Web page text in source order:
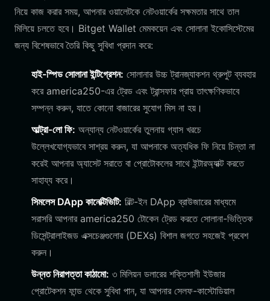
নিয়ে কাজ করার সময়, আপনার ওয়ালেটকে নেটওয়ার্কের সক্ষমতার সাথে তাল
মিলিয়ে চলতে হবে। Bitget Wallet মেমকয়েন এবং সোলানা ইকোসিস্টেমের
জন্য বিশেষভাবে তৈরি কিছু সুবিধা প্রদান করে:
হাই-স্পিড সোলানা ইন্টিগ্রেশন: সোলানার উচ্চ ট্রানজ্যাকশন থ্রুপুট ব্যবহার
করে america250-এর ট্রেড এবং ট্রান্সফার প্রায় তাৎক্ষণিকভাবে
সম্পন্ন করুন, যাতে কোনো বাজারের সুযোগ মিস না হয়।
আল্ট্রা-লো ফি: অন্যান্য নেটওয়ার্কের তুলনায় গ্যাস খরচে
উল্লেখযোগ্যভাবে সাশ্রয় করুন, যা আপনাকে অত্যধিক ফি নিয়ে চিন্তা না
করেই আপনার অ্যাসেট সরাতে বা প্রোটোকলের সাথে ইন্টারঅ্যাক্ট করতে
সাহায্য করে।
সিমলেস DApp কানেক্টিভিটি: বিল্ট-ইন DApp ব্রাউজারের মাধ্যমে
সরাসরি আপনার america250 টোকেন ট্রেড করতে সোলানা-ভিত্তিক
ডিসেন্ট্রালাইজড এক্সচেঞ্জগুলোর (DEXs) বিশাল জগতে সহজেই প্রবেশ
করুন।
উন্নত নিরাপত্তা কাঠামো: ৩ মিলিয়ন ডলারের শক্তিশালী ইউজার
প্রোটেকশন ফান্ড থেকে সুবিধা পান, যা আপনার সেলফ-কাস্টোডিয়াল